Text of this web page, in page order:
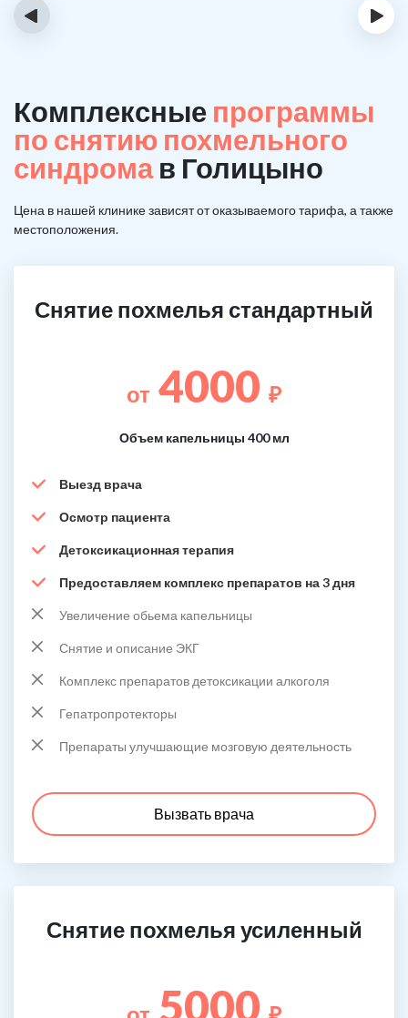
‹ ›
Комплексные программы
по снятию похмельного
синдромав Голицыно
Цена в нашей клинике зависят от оказываемого тарифа, а также
местоположения.
Снятие похмелья стандартный
от 4000 ₽
Объем капельницы 400 мл
Выезд врача
Осмотр пациента
Детоксикационная терапия
Предоставляем комплекс препаратов на 3 дня
Увеличение обьема капельницы
Снятие и описание ЭКГ
Комплекс препаратов детоксикации алкоголя
Гепатропротекторы
Препараты улучшающие мозговую деятельность
Вызвать врача
Снятие похмелья усиленный
5000